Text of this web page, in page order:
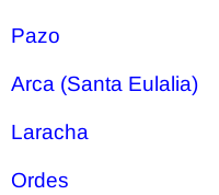
Pazo
Arca (Santa Eulalia)
Laracha
Ordes